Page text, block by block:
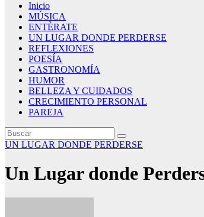
Inicio
MÚSICA
ENTÈRATE
UN LUGAR DONDE PERDERSE
REFLEXIONES
POESÍA
GASTRONOMÍA
HUMOR
BELLEZA Y CUIDADOS
CRECIMIENTO PERSONAL
PAREJA
UN LUGAR DONDE PERDERSE
Un Lugar donde